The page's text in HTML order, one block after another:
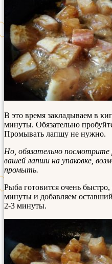
В это время закладываем в
минуты. Обязательно
Промывать лапшу не нужно.
Но, обязательно посмотрите
вашей лапши на упаковке,
промыть.
Рыба готовится очень
минуты и добавляем
2-3 минуты.